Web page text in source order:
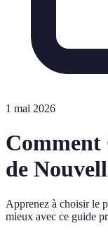
1 mai 2026
de
Apprenez à choisir le
mieux avec ce guide